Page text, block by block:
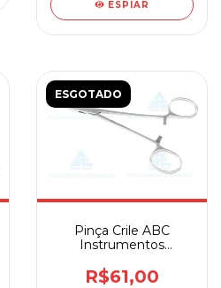
ESPIAR
ESGOTADO
Pinça Crile ABC
Instrumentos
R$61,00